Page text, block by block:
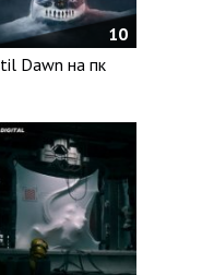
10
Dawn на пк